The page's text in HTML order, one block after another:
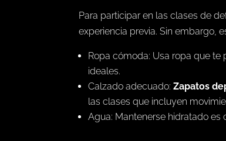
Para participar en las clases de
experiencia previa. Sin embargo,
Ropa cómoda: Usa ropa que
ideales.
Calzado adecuado:Zapatos
las clases que incluyen
Agua: Mantenerse hidratado